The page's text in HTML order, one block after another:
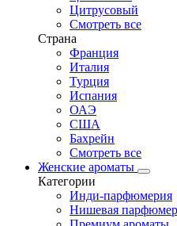
Цитрусовый
Смотреть все
Страна
Франция
Италия
Турция
Испания
ОАЭ
США
Бахрейн
Смотреть все
Женские ароматы
Категории
Инди-парфюмерия
Нишевая